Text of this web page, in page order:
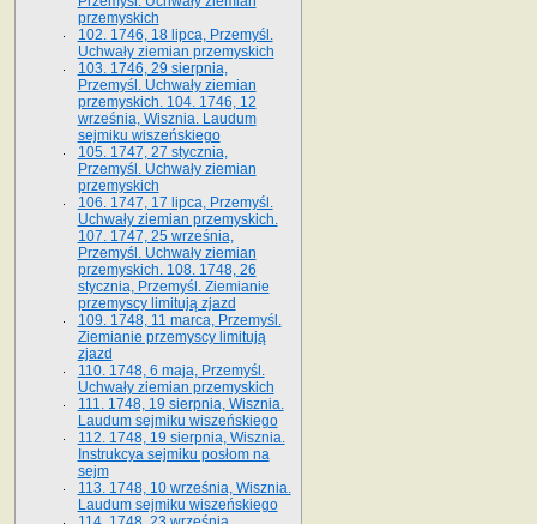
przemyskich
102. 1746, 18 lipca, Przemyśl.
Uchwały ziemian przemyskich
103. 1746, 29 sierpnia,
Przemyśl. Uchwały ziemian
przemyskich. 104. 1746, 12
września, Wisznia. Laudum
sejmiku wiszeńskiego
105. 1747, 27 stycznia,
Przemyśl. Uchwały ziemian
przemyskich
106. 1747, 17 lipca, Przemyśl.
Uchwały ziemian przemyskich.
107. 1747, 25 września,
Przemyśl. Uchwały ziemian
przemyskich. 108. 1748, 26
stycznia, Przemyśl. Ziemianie
przemyscy limitują zjazd
109. 1748, 11 marca, Przemyśl.
Ziemianie przemyscy limitują
zjazd
110. 1748, 6 maja, Przemyśl.
Uchwały ziemian przemyskich
111. 1748, 19 sierpnia, Wisznia.
Laudum sejmiku wiszeńskiego
112. 1748, 19 sierpnia, Wisznia.
Instrukcya sejmiku posłom na
sejm
113. 1748, 10 września, Wisznia.
Laudum sejmiku wiszeńskiego